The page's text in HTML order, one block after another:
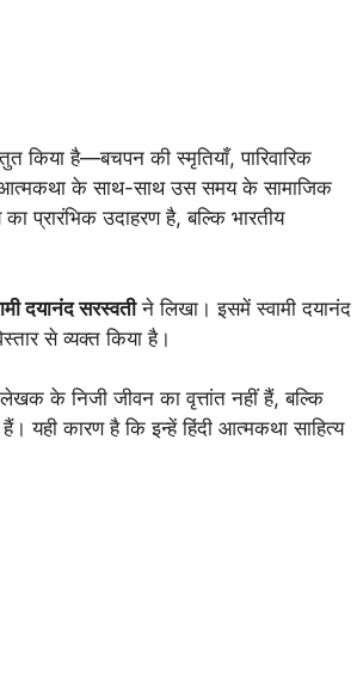
है—बचपन की स्मृतियाँ, पारिवारिक
आत्मकथा के साथ-साथ उस समय के सामाजिक
प्रारंभिक उदाहरण है, बल्कि भारतीय
दयानंद सरस्वतीने लिखा। इसमें स्वामी दयानंद
से व्यक्त किया है।
के निजी जीवन का वृत्तांत नहीं हैं, बल्कि
यही कारण है कि इन्हें हिंदी आत्मकथा साहित्य